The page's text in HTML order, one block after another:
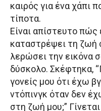
καιρός για ένα χάπι
τίποτα.
Είναι απίστευτο πώς
καταστρέψει τη ζωή
λερώσει την εικόνα
δύσκολο. Σκέφτηκα,
γονείς μου ότι έχω
ντόπινγκ όταν δεν
στη ζωή μου;”